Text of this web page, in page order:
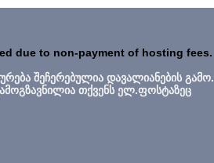
due to non-payment of hosting fees.
შეჩერებულია დავალიანების გამო.
თქვენს ელ.ფოსტაზეც